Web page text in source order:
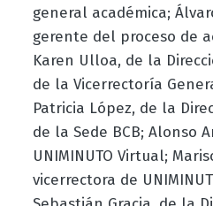
general académica;
gerente del proceso de
Karen Ulloa, de la
de la Vicerrectoría
Patricia López, de la
de la Sede BCB; Alonso
UNIMINUTO Virtual;
vicerrectora de